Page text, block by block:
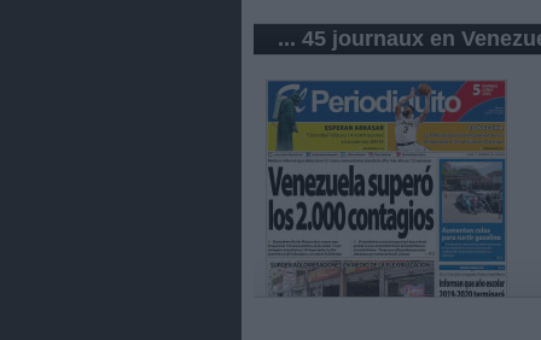
... 45 journaux en